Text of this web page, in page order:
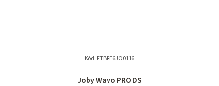
Joby Wavo PRO DS
Kód: FTBRE6JO0116